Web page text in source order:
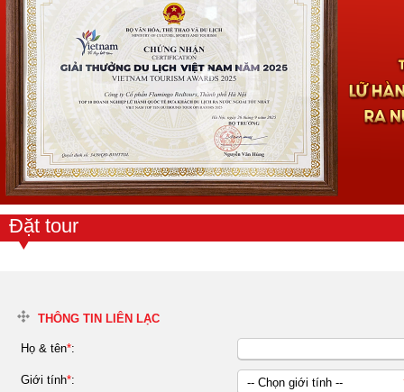
Đặt tour
THÔNG TIN LIÊN LẠC
Họ & tên*:
Giới tính*:
-- Chọn giới tính --